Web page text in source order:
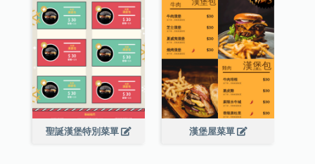
聖誕漢堡特別菜單 漢堡屋菜單